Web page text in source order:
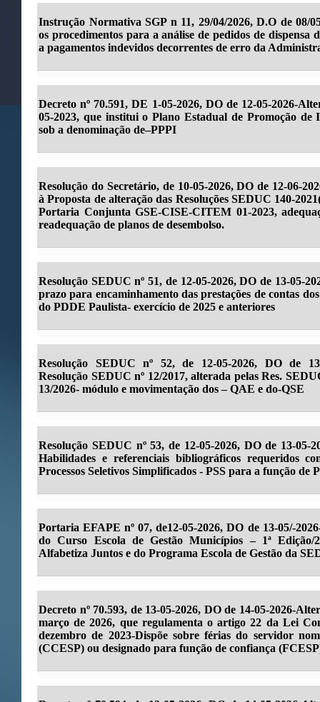
Instrução Normativa SGP n 11, 29/04/2026, D.O de 08/
os procedimentos para a análise de pedidos de dispensa
a pagamentos indevidos decorrentes de erro da
Decreto nº 70.591, DE 1-05-2026, DO de 12-05-2026-
05-2023, que institui o Plano Estadual de Promoção de
sob a denominação de–PPPI
Resolução do Secretário, de 10-05-2026, DO de 12-06-
à Proposta de alteração das Resoluções SEDUC 140-
Portaria Conjunta GSE-CISE-CITEM 01-2023,
readequação de planos de desembolso.
Resolução SEDUC nº 51, de 12-05-2026, DO de 13-05-
prazo para encaminhamento das prestações de contas
do PDDE Paulista- exercício de 2025 e anteriores
Resolução SEDUC nº 52, de 12-05-2026, DO de
Resolução SEDUC nº 12/2017, alterada pelas Res.
13/2026- módulo e movimentação dos – QAE e do-QSE
Resolução SEDUC nº 53, de 12-05-2026, DO de 13-05-
Habilidades e referenciais bibliográficos requeridos
Processos Seletivos Simplificados - PSS para a função de
Portaria EFAPE nº 07, de12-05-2026, DO de 13-05/-
do Curso Escola de Gestão Municípios – 1ª
Alfabetiza Juntos e do Programa Escola de Gestão da
Decreto nº 70.593, de 13-05-2026, DO de 14-05-2026-
março de 2026, que regulamenta o artigo 22 da Lei
dezembro de 2023-Dispõe sobre férias do servidor
(CCESP) ou designado para função de confiança